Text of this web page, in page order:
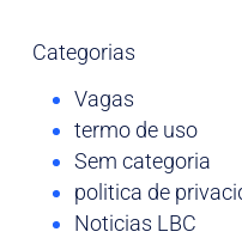
Categorias
Vagas
termo de uso
Sem categoria
politica de
Noticias LBC